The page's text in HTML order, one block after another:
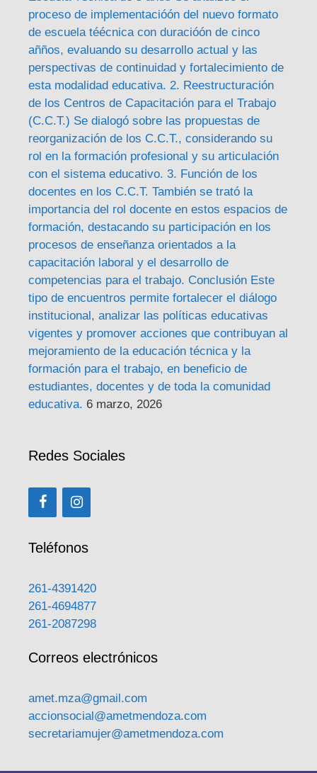
proceso de implementacióón del nuevo formato
de escuela téécnica con duracióón de cinco
añños, evaluando su desarrollo actual y las
perspectivas de continuidad y fortalecimiento de
esta modalidad educativa. 2. Reestructuración
de los Centros de Capacitación para el Trabajo
(C.C.T.) Se dialogó sobre las propuestas de
reorganización de los C.C.T., considerando su
rol en la formación profesional y su articulación
con el sistema educativo. 3. Función de los
docentes en los C.C.T. También se trató la
importancia del rol docente en estos espacios de
formación, destacando su participación en los
procesos de enseñanza orientados a la
capacitación laboral y el desarrollo de
competencias para el trabajo. Conclusión Este
tipo de encuentros permite fortalecer el diálogo
institucional, analizar las políticas educativas
vigentes y promover acciones que contribuyan al
mejoramiento de la educación técnica y la
formación para el trabajo, en beneficio de
estudiantes, docentes y de toda la comunidad
educativa. 6 marzo, 2026
Redes Sociales
Teléfonos
261-4391420
261-4694877
261-2087298
Correos electrónicos
amet.mza@gmail.com
accionsocial@ametmendoza.com
secretariamujer@ametmendoza.com